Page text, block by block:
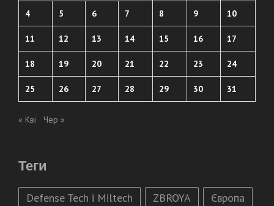
4 5 6 7 8 9 10
11 12 13 14 15 16 17
18 19 20 21 22 23 24
25 26 27 28 29 30 31
« Кві Чер »
Теги
Defense Tech і Miltech ZBROYA
Європа